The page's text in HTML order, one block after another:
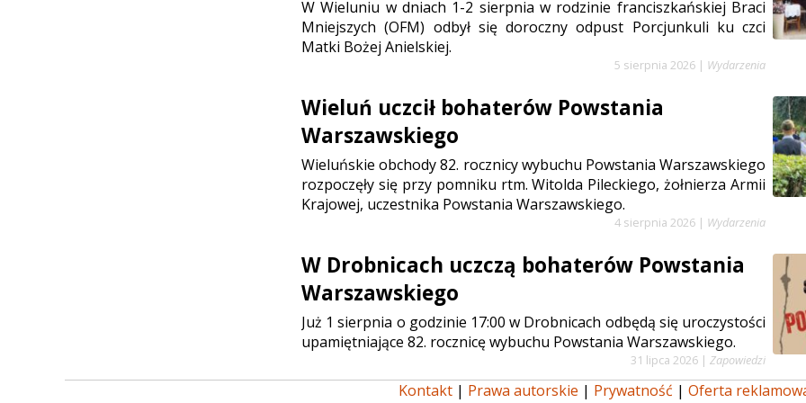
W Wieluniu w dniach 1-2 sierpnia w rodzinie franciszkańskiej Braci
Mniejszych (OFM) odbył się doroczny odpust Porcjunkuli ku czci
Matki Bożej Anielskiej.
5 sierpnia 2026 | Wydarzenia
Wieluń uczcił bohaterów Powstania
Warszawskiego
Wieluńskie obchody 82. rocznicy wybuchu Powstania Warszawskiego
rozpoczęły się przy pomniku rtm. Witolda Pileckiego, żołnierza Armii
Krajowej, uczestnika Powstania Warszawskiego.
4 sierpnia 2026 | Wydarzenia
W Drobnicach uczczą bohaterów Powstania
Warszawskiego
Już 1 sierpnia o godzinie 17:00 w Drobnicach odbędą się uroczystości
upamiętniające 82. rocznicę wybuchu Powstania Warszawskiego.
31 lipca 2026 | Zapowiedzi
Kontakt | Prawa autorskie | Prywatność | Oferta